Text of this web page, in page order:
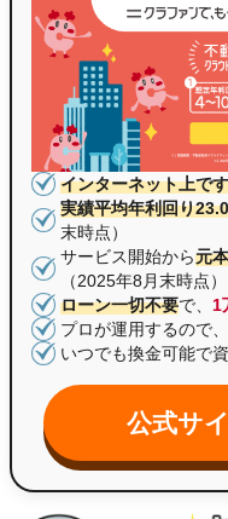
インターネット上で
実績平均年利回り
末時点）
サービス開始から元
（2025年8月末時点）
ローン一切不要で、 1
プロが運用するので、
いつでも換金可能で
公式サ